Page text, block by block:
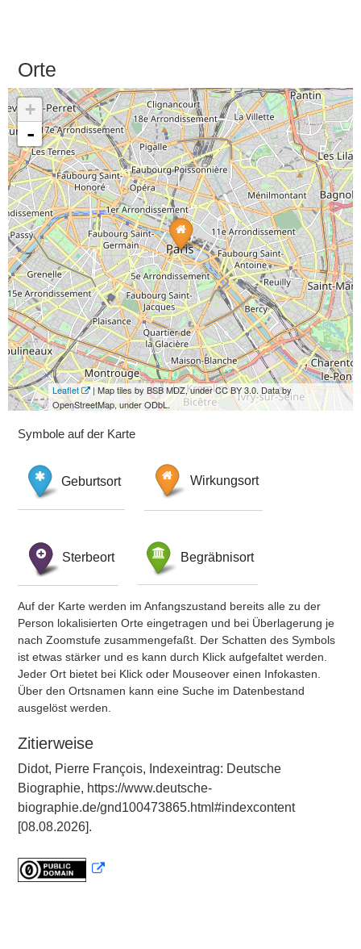
Orte
+
-
Leaflet
| Map tiles by BSB MDZ, under CC BY 3.0. Data by
OpenStreetMap, under ODbL.
Symbole auf der Karte
Geburtsort Wirkungsort
Sterbeort Begräbnisort
Auf der Karte werden im Anfangszustand bereits alle zu der
Person lokalisierten Orte eingetragen und bei Überlagerung je
nach Zoomstufe zusammengefaßt. Der Schatten des Symbols
ist etwas stärker und es kann durch Klick aufgefaltet werden.
Jeder Ort bietet bei Klick oder Mouseover einen Infokasten.
Über den Ortsnamen kann eine Suche im Datenbestand
ausgelöst werden.
Zitierweise
Didot, Pierre François, Indexeintrag: Deutsche
Biographie, https://www.deutsche-
biographie.de/gnd100473865.html#indexcontent
[08.08.2026].